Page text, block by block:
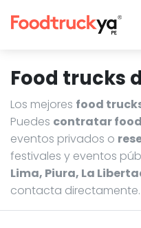
Food trucks
Los mejores food
Puedes contratar
eventos privados o
festivales y eventos
Lima, Piura, La
contacta directamente.